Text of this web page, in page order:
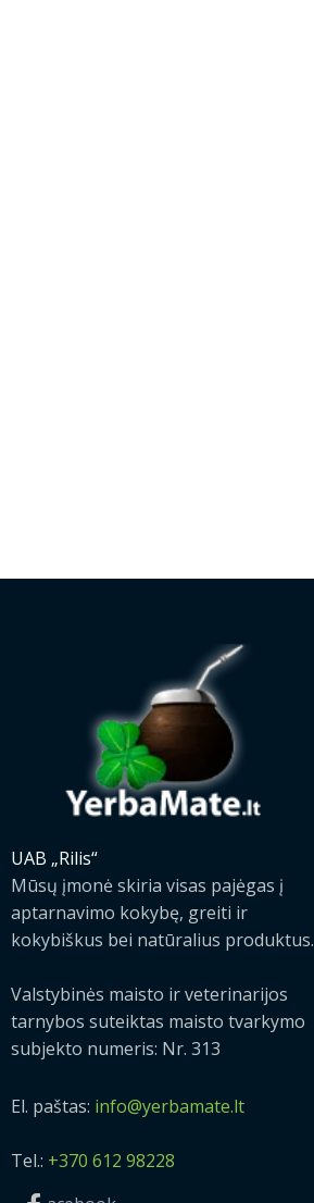
UAB „Rilis“
Mūsų įmonė skiria visas pajėgas į
aptarnavimo kokybę, greiti ir
kokybiškus bei natūralius produktus.
Valstybinės maisto ir veterinarijos
tarnybos suteiktas maisto tvarkymo
subjekto numeris: Nr. 313
El. paštas: info@yerbamate.lt
Tel.: +370 612 98228